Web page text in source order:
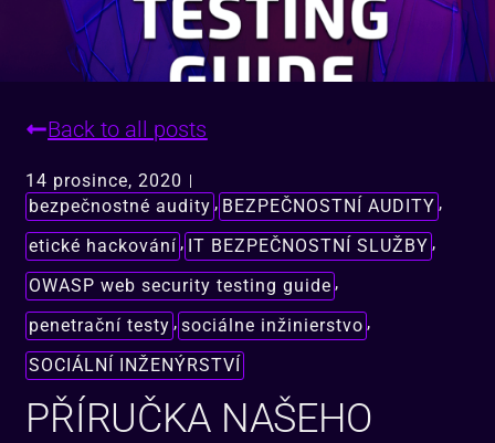
Back to all posts
14 prosince, 2020
bezpečnostné audity ,BEZPEČNOSTNÍ AUDITY ,
etické hackování ,IT BEZPEČNOSTNÍ SLUŽBY ,
OWASP web security testing guide ,
penetrační testy ,sociálne inžinierstvo ,
SOCIÁLNÍ INŽENÝRSTVÍ
PŘÍRUČKA NAŠEHO